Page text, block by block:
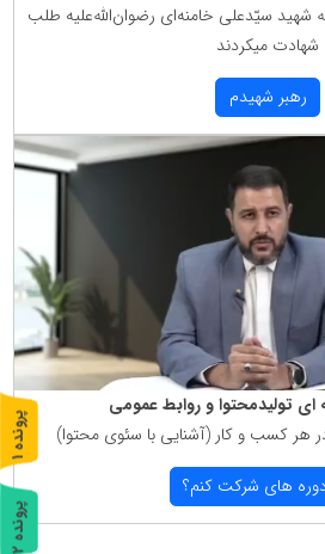
سیّدعلی خامنه‌ای رضوان‌الله‌علیه طلب
شهادت میكردند
رهبر شهیدم
تولیدمحتوا و روابط عمومی
هر كسب و كار (آشنایی با سئوی محتوا)
های شركت كنم؟
پ
ر
و
ن
د
ه
1
پ
ر
و
ن
د
ه
2